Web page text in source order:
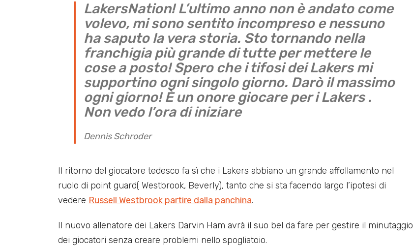
LakersNation! L’ultimo anno non è andato come
volevo, mi sono sentito incompreso e nessuno
ha saputo la vera storia. Sto tornando nella
franchigia più grande di tutte per mettere le
cose a posto! Spero che i tifosi dei Lakers mi
supportino ogni singolo giorno. Darò il massimo
ogni giorno! È un onore giocare per i Lakers .
Non vedo l’ora di iniziare
Dennis Schroder
Il ritorno del giocatore tedesco fa sì che i Lakers abbiano un grande affollamento nel
ruolo di point guard( Westbrook, Beverly), tanto che si sta facendo largo l’ipotesi di
vedere Russell Westbrook partire dalla panchina.
Il nuovo allenatore dei Lakers Darvin Ham avrà il suo bel da fare per gestire il minutaggio
dei giocatori senza creare problemi nello spogliatoio.